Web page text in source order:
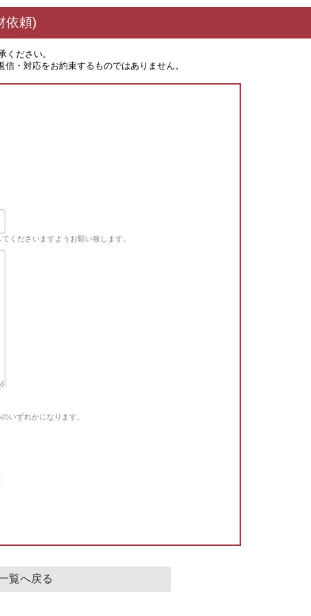
依頼)
ださい。
・対応をお約束するものではありません。
くださいますようお願い致します。
いずれかになります。
覧へ戻る